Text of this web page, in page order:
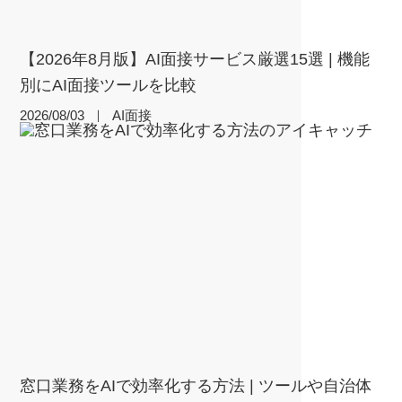
【2026年8月版】AI面接サービス厳選15選 | 機能
別にAI面接ツールを比較
2026/08/03 ｜AI面接
窓口業務をAIで効率化する方法 | ツールや自治体